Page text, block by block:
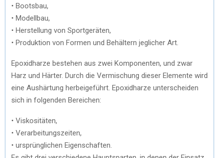
• Bootsbau,
• Modellbau,
• Herstellung von Sportgeräten,
• Produktion von Formen und Behältern jeglicher Art.
Epoxidharze bestehen aus zwei Komponenten, und zwar
Harz und Härter. Durch die Vermischung dieser Elemente wird
eine Aushärtung herbeigeführt. Epoxidharze unterscheiden
sich in folgenden Bereichen:
• Viskositäten,
• Verarbeitungszeiten,
• ursprünglichen Eigenschaften.